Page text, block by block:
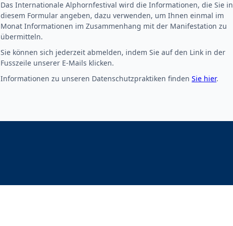
Das Internationale Alphornfestival wird die Informationen, die Sie in
diesem Formular angeben, dazu verwenden, um Ihnen einmal im
Monat Informationen im Zusammenhang mit der Manifestation zu
übermitteln.
Sie können sich jederzeit abmelden, indem Sie auf den Link in der
Fusszeile unserer E-Mails klicken.
Informationen zu unseren Datenschutzpraktiken finden Sie hier.